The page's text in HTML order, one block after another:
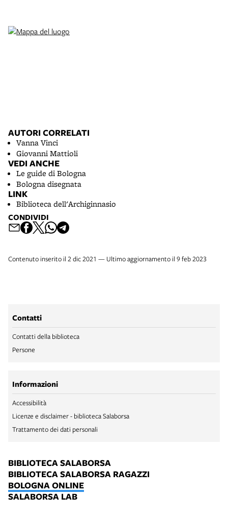
AUTORI CORRELATI
Vanna Vinci
Giovanni Mattioli
VEDI ANCHE
Le guide di Bologna
Bologna disegnata
LINK
Biblioteca dell'Archiginnasio
CONDIVIDI
Contenuto inserito il 2 dic 2021 — Ultimo aggiornamento il 9 feb 2023
Contatti
Contatti della biblioteca
Persone
Informazioni
Accessibilità
Licenze e disclaimer - biblioteca Salaborsa
Trattamento dei dati personali
BIBLIOTECA SALABORSA
BIBLIOTECA SALABORSA RAGAZZI
BOLOGNA ONLINE
SALABORSA LAB